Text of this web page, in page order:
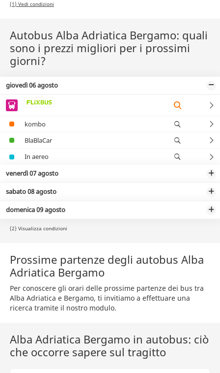
(1) Vedi condizioni
Autobus Alba Adriatica Bergamo: quali
sono i prezzi migliori per i prossimi
giorni?
giovedì 06 agosto
kombo
BlaBlaCar
In aereo
venerdì 07 agosto
sabato 08 agosto
domenica 09 agosto
(2) Visualizza condizioni
Prossime partenze degli autobus Alba
Adriatica Bergamo
Per conoscere gli orari delle prossime partenze dei bus tra
Alba Adriatica e Bergamo, ti invitiamo a effettuare una
ricerca tramite il nostro modulo.
Alba Adriatica Bergamo in autobus: ciò
che occorre sapere sul tragitto